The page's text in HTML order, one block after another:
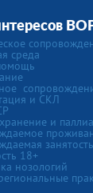
среда
и СКЛ
и
18+
нозологий